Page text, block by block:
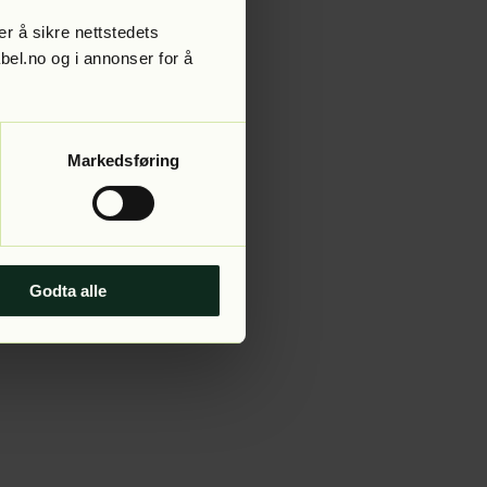
å sikre nettstedets
og i annonser for å
Markedsføring
Godta alle